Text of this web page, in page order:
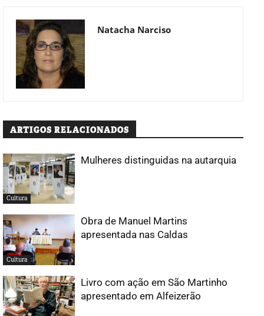
Natacha Narciso
ARTIGOS RELACIONADOS
Cultura
Mulheres distinguidas na autarquia
Cultura
Obra de Manuel Martins
apresentada nas Caldas
Livro com ação em São Martinho
apresentado em Alfeizerão